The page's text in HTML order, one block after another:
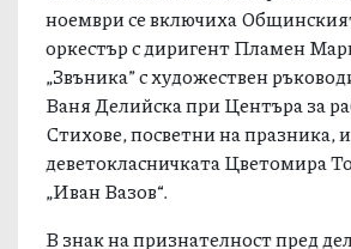
Със свои изпълнения в
ноември се включиха
оркестър с диригент Пламен
„Звъника” с художествен
Ваня Делийска при Центъра за
Стихове, посветни на празника,
деветокласничката Цветомира
„Иван Вазов“.